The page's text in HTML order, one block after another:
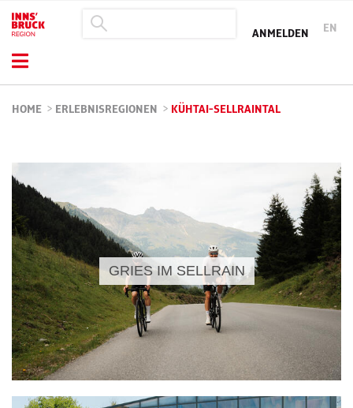
ANMELDEN EN
HOME > ERLEBNISREGIONEN > KÜHTAI-SELLRAINTAL
GRIES IM SELLRAIN